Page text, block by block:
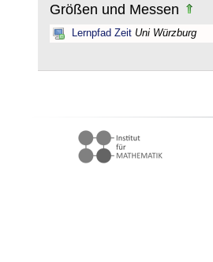
Größen und Messen
Lernpfad Zeit Uni Würzburg